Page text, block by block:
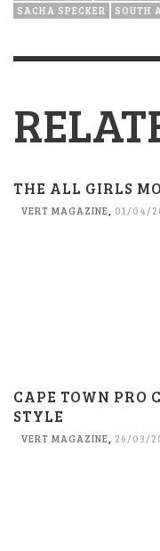
SACHA SPECKER
SOUTH
THE ALL GIRLS
VERT MAGAZINE 01/04/
CAPE TOWN PRO
STYLE
VERT MAGAZINE, 26/03/